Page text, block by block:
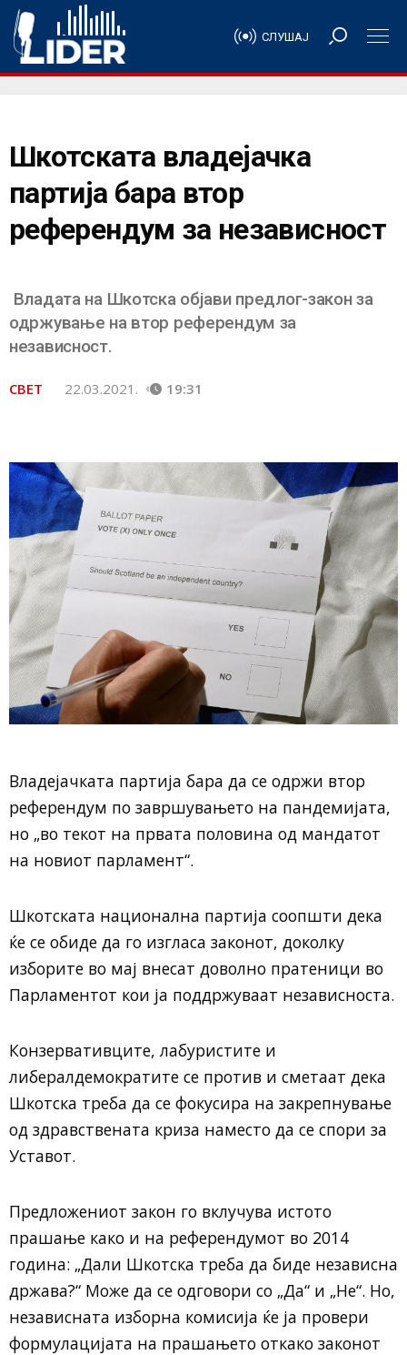
СЛУШАЈ
Шкотската владејачка
партија бара втор
референдум за независност
Владата на Шкотска објави предлог-закон за
одржување на втор референдум за
независност.
СВЕТ 22.03.2021. 19:31
Владејачката партија бара да се одржи втор
референдум по завршувањето на пандемијата,
но „во текот на првата половина од мандатот
на новиот парламент“.
Шкотската национална партија соопшти дека
ќе се обиде да го изгласа законот, доколку
изборите во мај внесат доволно пратеници во
Парламентот кои ја поддржуваат независноста.
Конзервативците, лабуристите и
либералдемократите се против и сметаат дека
Шкотска треба да се фокусира на закрепнување
од здравствената криза наместо да се спори за
Уставот.
Предложениот закон го вклучува истото
прашање како и на референдумот во 2014
година: „Дали Шкотска треба да биде независна
држава?“ Може да се одговори со „Да“ и „Не“. Но,
независната изборна комисија ќе ја провери
формулацијата на прашањето откако законот